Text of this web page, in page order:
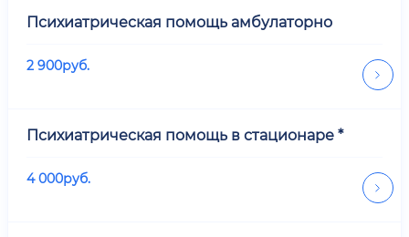
Психиатрическая помощь амбулаторно
2 900руб.
Психиатрическая помощь в стационаре *
4 000руб.